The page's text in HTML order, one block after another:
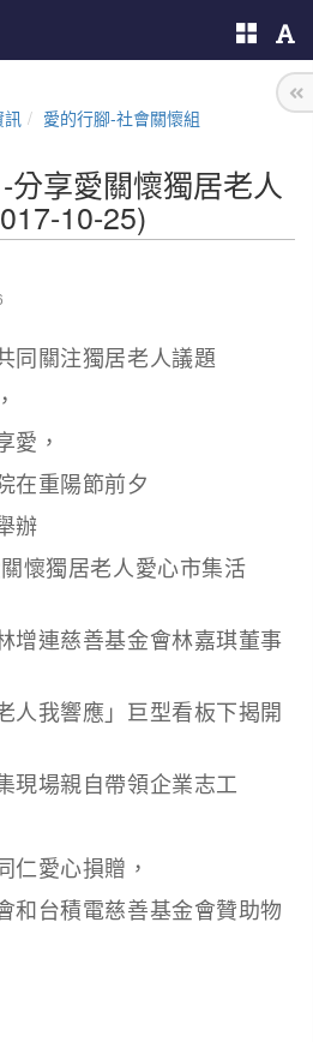
訊 愛的行腳-社會關懷組
-分享愛關懷獨居老人
10-25)
同關注獨居老人議題
愛，
在重陽節前夕
辦
懷獨居老人愛心市集活
增連慈善基金會林嘉琪董事
人我響應」巨型看板下揭開
現場親自帶領企業志工
仁愛心損贈，
和台積電慈善基金會贊助物